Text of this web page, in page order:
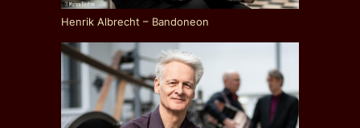
Henrik Albrecht – Bandoneon